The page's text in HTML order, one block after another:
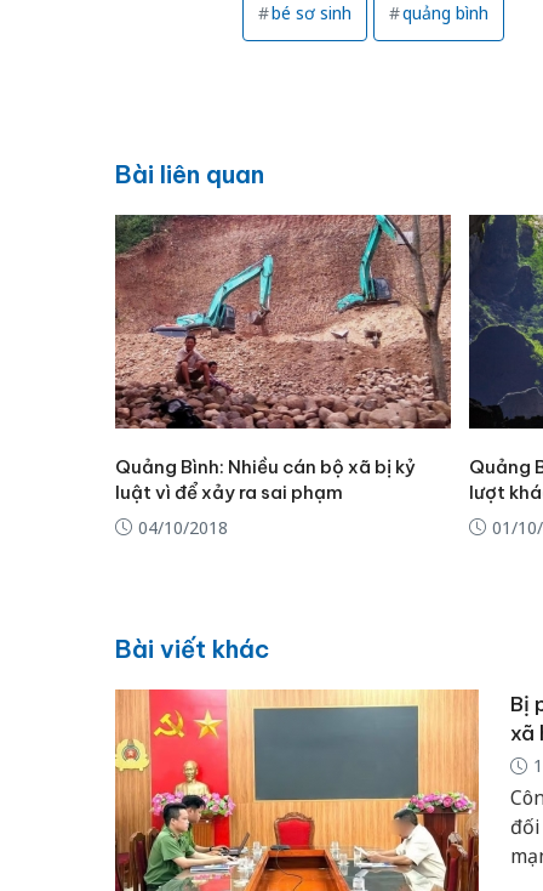
bé sơ sinh quảng bình
Bài liên quan
Quảng Bình: Nhiều cán bộ xã bị kỷ
luật vì để xảy ra sai phạm
04/10/2018
Quảng
lượt
01/
Bài viết khác
Bị
xã